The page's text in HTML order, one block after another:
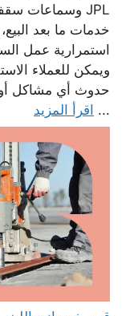
خدمات ما بعد
استمرارية عمل
ويمكن للعملاء
حدوث أي مشاكل أو
... اقرأ المزيد